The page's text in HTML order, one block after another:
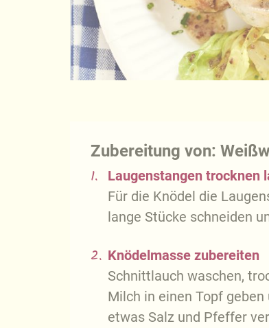
Zubereitung von:
1.
Laugenstangen trocknen
Für die Knödel die
lange Stücke schneiden
2. Knödelmasse zubereiten
Schnittlauch waschen,
Milch in einen Topf
etwas Salz und Pfeffer